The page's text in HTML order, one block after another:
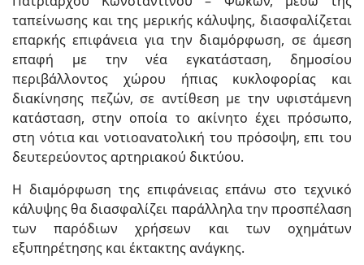
ταπείνωσης και της μερικής κάλυψης, διασφαλίζεται
επαρκής επιφάνεια για την διαμόρφωση, σε άμεση
επαφή με την νέα εγκατάσταση, δημοσίου
περιβάλλοντος χώρου ήπιας κυκλοφορίας και
διακίνησης πεζών, σε αντίθεση με την υφιστάμενη
κατάσταση, στην οποία το ακίνητο έχει πρόσωπο,
στη νότια και νοτιοανατολική του πρόσοψη, επι του
δευτερεύοντος αρτηριακού δικτύου.
Η διαμόρφωση της επιφάνειας επάνω στο τεχνικό
κάλυψης θα διασφαλίζει παράλληλα την προσπέλαση
των παρόδιων χρήσεων και των οχημάτων
εξυπηρέτησης και έκτακτης ανάγκης.